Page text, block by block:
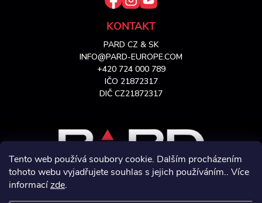
Tento web používá soubory cookie. Dalším procházením
tohoto webu vyjadřujete souhlas s jejich používáním.. Více
informacízde.
KONTAKT
PARD CZ & SK
INFO@PARD-EUROPE.COM
+420 724 000 789
IČO 21872317
DIČ CZ21872317